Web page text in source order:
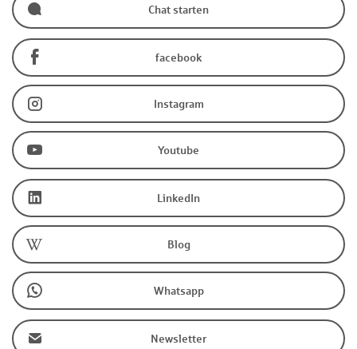
Chat starten
facebook
Instagram
Youtube
LinkedIn
Blog
Whatsapp
Newsletter